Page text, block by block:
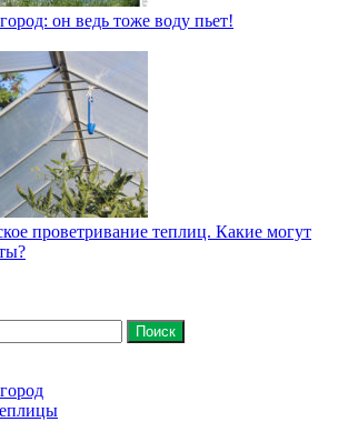
он ведь тоже воду пьет!
проветривание теплиц. Какие могут